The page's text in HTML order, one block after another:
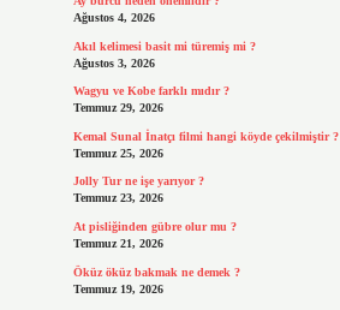
Ağustos 4, 2026
Akıl kelimesi basit mi türemiş mi ?
Ağustos 3, 2026
Wagyu ve Kobe farklı mıdır ?
Temmuz 29, 2026
Kemal Sunal İnatçı filmi hangi köyde çekilmiştir ?
Temmuz 25, 2026
Jolly Tur ne işe yarıyor ?
Temmuz 23, 2026
At pisliğinden gübre olur mu ?
Temmuz 21, 2026
Öküz öküz bakmak ne demek ?
Temmuz 19, 2026